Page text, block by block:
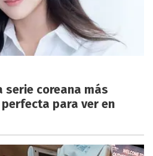
serie coreana más
para ver en